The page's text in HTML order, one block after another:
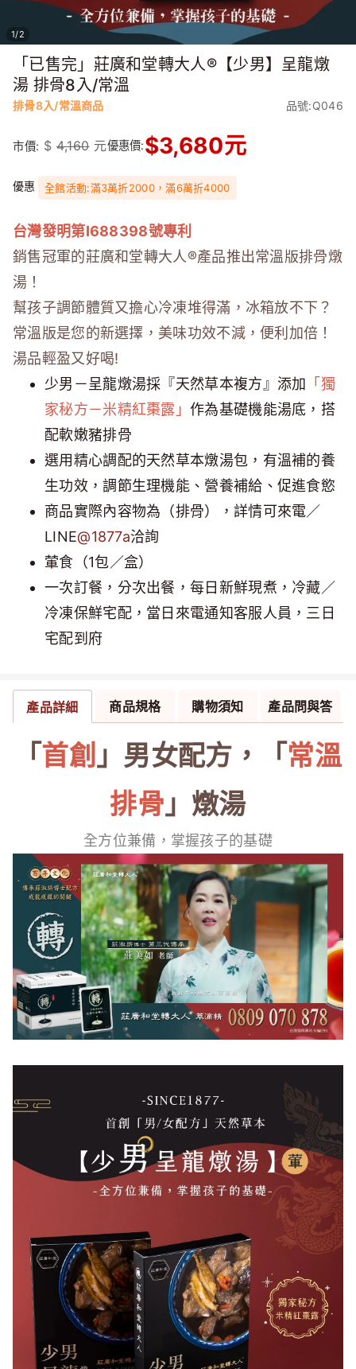
1/2
「已售完」莊廣和堂轉大人®【少男】呈龍燉
湯 排骨8入/常溫
排骨8入/常溫商品 品號:Q046
市價: $ 4,160 元優惠價:$3,680元
優惠 全館活動:滿3萬折2000，滿6萬折4000
台灣發明第I688398號專利
銷售冠軍的莊廣和堂轉大人®產品推出常溫版排骨燉
湯！
幫孩子調節體質又擔心冷凍堆得滿，冰箱放不下？
常溫版是您的新選擇，美味功效不減，便利加倍！
湯品輕盈又好喝!
少男－呈龍燉湯採『天然草本複方』添加 「獨
家秘方－米精紅棗露」作為基礎機能湯底，搭
配軟嫩豬排骨
選用精心調配的天然草本燉湯包，有溫補的養
生功效，調節生理機能、營養補給、促進食慾
商品實際內容物為（排骨），詳情可來電／
LINE@1877a洽詢
葷食（1包／盒）
一次訂餐，分次出餐，每日新鮮現煮，冷藏／
冷凍保鮮宅配，當日來電通知客服人員，三日
宅配到府
產品詳細 商品規格 購物須知 產品問與答
「 首創 」男女配方，「 常溫
排骨 」燉湯
全方位兼備，掌握孩子的基礎